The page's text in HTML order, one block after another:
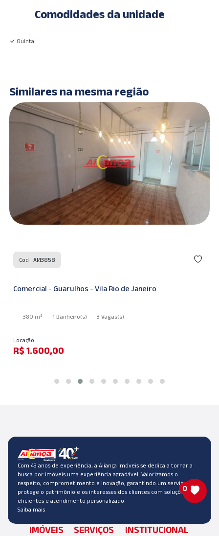
Comodidades da unidade
Quintal
Similares na mesma região
Cod : AI43858
Comercial - Guarulhos - Vila Rio de Janeiro
380 m² 1 Banheiro(s) 3 Vagas(s)
Locação
R$ 1.600,00
Com 43 anos de experiência, a Aliança imóveis se dedica a tornar a
busca por imóveis uma experiência agradável. Valorizamos o
respeito, comprometimento e inovação, garantindo um serviço que
protege o patrimônio e os interesses dos clientes com soluções
eficientes e atendimento personalizado.
Saiba mais
IMÓVEIS SERVIÇOS INSTITUCIONAL
0